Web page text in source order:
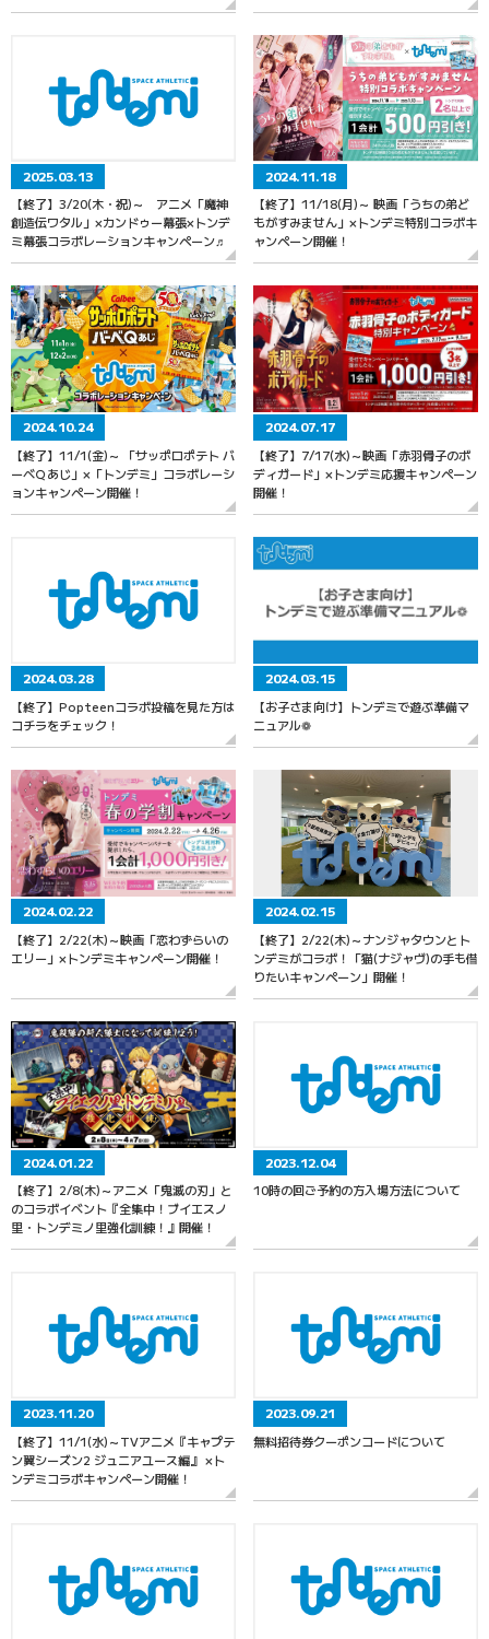
2025.03.13
【終了】3/20(木・祝)～ アニメ「魔神
創造伝ワタル」×カンドゥー幕張×トンデ
ミ幕張コラボレーションキャンペーン♬
2024.11.18
【終了】11/18(月)～ 映画「うちの弟ど
もがすみません」×トンデミ特別コラボキ
ャンペーン開催！
2024.10.24
【終了】11/1(金)～ 「サッポロポテト バ
ーべＱあじ」×「トンデミ」コラボレーシ
ョンキャンペーン開催！
2024.07.17
【終了】7/17(水)～映画「赤羽骨子のボ
ディガード」×トンデミ応援キャンペーン
開催！
2024.03.28
【終了】Popteenコラボ投稿を見た方は
コチラをチェック！
2024.03.15
【お子さま向け】トンデミで遊ぶ準備マ
ニュアル❁
2024.02.22
【終了】2/22(木)～映画「恋わずらいの
エリー」×トンデミキャンペーン開催！
2024.02.15
【終了】2/22(木)～ナンジャタウンとト
ンデミがコラボ！「猫(ナジャヴ)の手も借
りたいキャンペーン」開催！
2024.01.22
【終了】2/8(木)～アニメ「鬼滅の刃」と
のコラボイベント『全集中！ブイエスノ
里・トンデミノ里強化訓練！』開催！
2023.12.04
10時の回ご予約の方入場方法について
2023.11.20
【終了】11/1(水)～TVアニメ『キャプテ
ン翼シーズン2 ジュニアユース編』 ×ト
ンデミコラボキャンペーン開催！
2023.09.21
無料招待券クーポンコードについて